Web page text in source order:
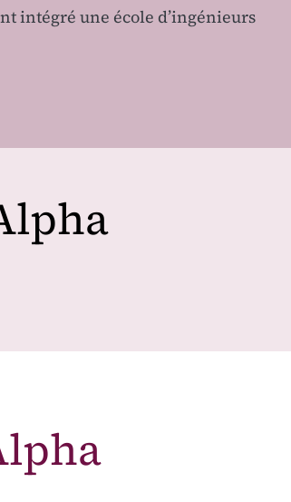
intégré une école d’ingénieurs